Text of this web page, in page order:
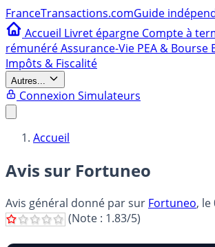
FranceTransactions.comGuide
Accueil Livret épargne Compte à
rémunéréAssurance-Vie PEA & Bourse
Impôts & Fiscalité
Autres...
Connexion Simulateurs
Accueil
Avis sur Fortuneo
Avis général donné parsur Fortuneo, le
(Note : 1.83/5)